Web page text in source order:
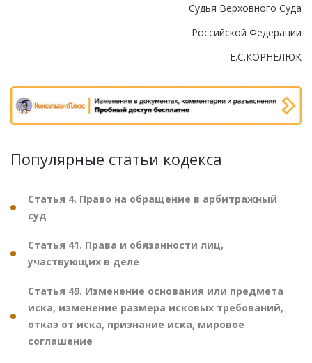
Судья Верховного Суда
Российской Федерации
Е.С.КОРНЕЛЮК
Популярные статьи кодекса
Статья 4. Право на обращение в арбитражный
суд
Статья 41. Права и обязанности лиц,
участвующих в деле
Статья 49. Изменение основания или предмета
иска, изменение размера исковых требований,
отказ от иска, признание иска, мировое
соглашение